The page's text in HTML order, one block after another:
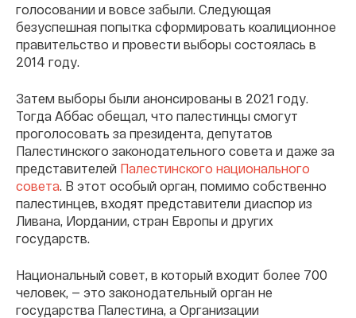
голосовании и вовсе забыли. Следующая
безуспешная попытка сформировать коалиционное
правительство и провести выборы состоялась в
2014 году.
Затем выборы были анонсированы в 2021 году.
Тогда Аббас обещал, что палестинцы смогут
проголосовать за президента, депутатов
Палестинского законодательного совета и даже за
представителей Палестинского национального
совета . В этот особый орган, помимо собственно
палестинцев, входят представители диаспор из
Ливана, Иордании, стран Европы и других
государств.
Национальный совет, в который входит более 700
человек, — это законодательный орган не
государства Палестина, а Организации